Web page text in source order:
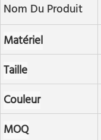
Nom Du Produit
Matériel
Taille
Couleur
MOQ